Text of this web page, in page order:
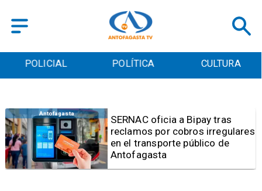
POLICIAL POLÍTICA CULTURA
Antofagasta
Retiran tres toneladas de
basura y vehículos
abandonados en el sector
centro alto de Antofagasta